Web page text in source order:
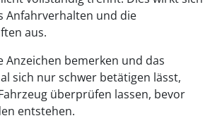
Anfahrverhalten und die
aus.
Anzeichen bemerken und das
sich nur schwer betätigen lässt,
überprüfen lassen, bevor
entstehen.